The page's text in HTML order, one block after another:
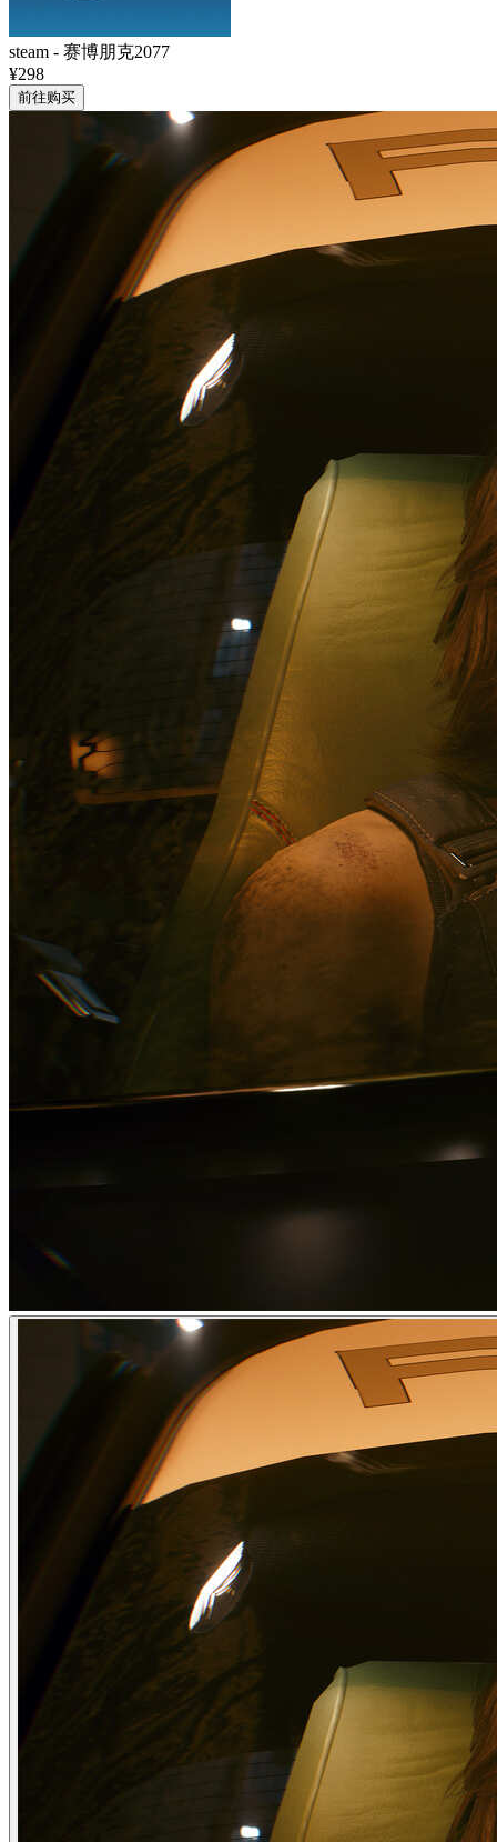
steam - 赛博朋克2077
¥298
前往购买